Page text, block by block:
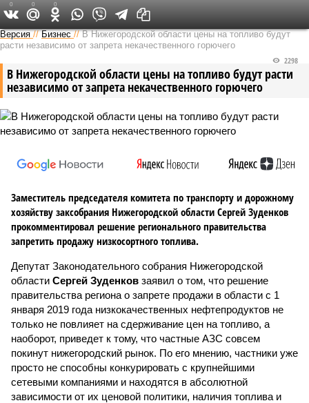
Версия в Кирове
Версия //Бизнес //В Нижегородской области цены на топливо будут
расти независимо от запрета некачественного горючего
В Нижегородской области цены на топливо будут расти
независимо от запрета некачественного горючего
2298
Заместитель председателя комитета по транспорту и дорожному
хозяйству заксобрания Нижегородской области Сергей Зуденков
прокомментировал решение регионального правительства
запретить продажу низкосортного топлива.
Депутат Законодательного собрания Нижегородской
области Сергей Зуденков заявил о том, что решение
правительства региона о запрете продажи в области с 1
января 2019 года низкокачественных нефтепродуктов не
только не повлияет на сдерживание цен на топливо, а
наоборот, приведет к тому, что частные АЗС совсем
покинут нижегородский рынок. По его мнению, частники уже
просто не способны конкурировать с крупнейшими
сетевыми компаниями и находятся в абсолютной
зависимости от их ценовой политики, наличия топлива и
0 0 0